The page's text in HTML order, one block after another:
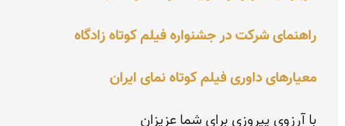
راهنمای شرکت در جشنواره فیلم کوتاه زادگاه
معیارهای داوری فیلم کوتاه نمای ایران